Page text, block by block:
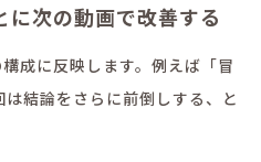
次の動画で改善する
成に反映します。例えば「冒
結論をさらに前倒しする、と